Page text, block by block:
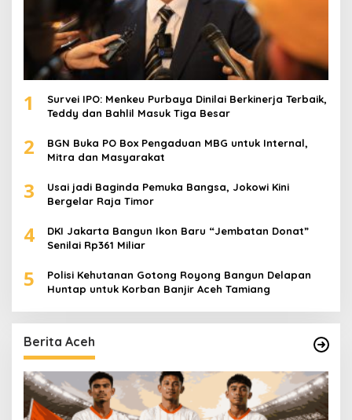
1
Survei IPO: Menkeu Purbaya Dinilai Berkinerja Terbaik,
Teddy dan Bahlil Masuk Tiga Besar
2
BGN Buka PO Box Pengaduan MBG untuk Internal,
Mitra dan Masyarakat
3
Usai jadi Baginda Pemuka Bangsa, Jokowi Kini
Bergelar Raja Timor
4
DKI Jakarta Bangun Ikon Baru “Jembatan Donat”
Senilai Rp361 Miliar
5
Polisi Kehutanan Gotong Royong Bangun Delapan
Huntap untuk Korban Banjir Aceh Tamiang
Berita Aceh